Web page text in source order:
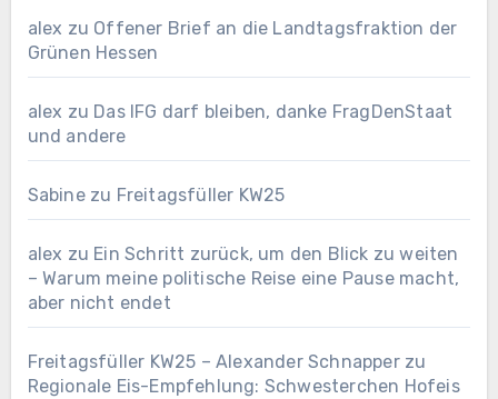
alex zu Offener Brief an die Landtagsfraktion der
Grünen Hessen
alex zu Das IFG darf bleiben, danke FragDenStaat
und andere
Sabinezu Freitagsfüller KW25
alex zu Ein Schritt zurück, um den Blick zu weiten
– Warum meine politische Reise eine Pause macht,
aber nicht endet
Freitagsfüller KW25 – Alexander Schnapperzu
Regionale Eis-Empfehlung: Schwesterchen Hofeis